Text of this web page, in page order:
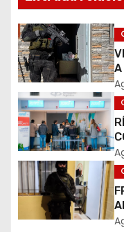
d
e
e
n
t
r
a
d
A